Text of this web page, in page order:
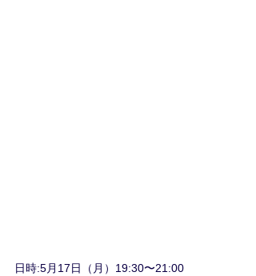
日時:5月17日（月）19:30〜21:00